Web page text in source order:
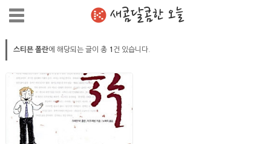
새콤달콤한 오늘
스티븐 폴란에 해당되는 글이 총 1 건 있습니다.